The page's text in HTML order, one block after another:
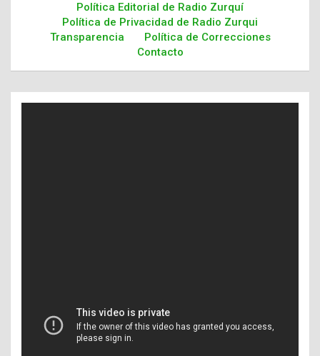
Política Editorial de Radio Zurquí
Política de Privacidad de Radio Zurqui
Transparencia
Política de Correcciones
Contacto